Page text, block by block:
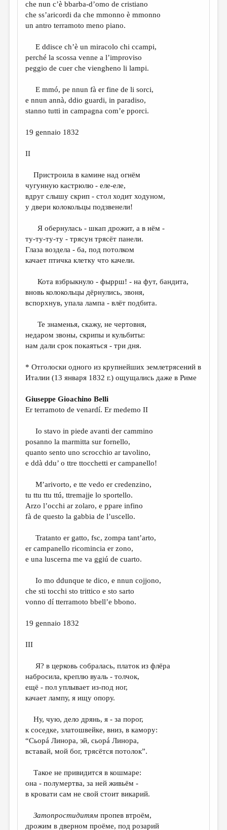
РЕЦЕНЗИРОВАНИЕ
ЦИКЛЫ ПУБЛИКАЦИЙ
ТРЕДИАКОВСКИЙ
МЕДИА
che nun c’è bbarba-d’omo de cristiano
che ss’aricordi da che mmonno è mmonno
un antro terramoto meno piano.
E ddisce ch’è un miracolo chi ccampi,
perché la scossa venne a l’improviso
peggio de cuer che viengheno li lampi.
E mmó, pe nnun fà er fine de li sorci,
e nnun annà, ddio guardi, in paradiso,
stanno tutti in campagna com’e pporci.
19 gennaio 1832
II
Пристроила в камине над огнём
чугунную кастрюлю - еле-еле,
вдруг слышу скрип - стол ходит ходуном,
у двери колокольцы подзвенели!
Я обернулась - шкап дрожит, а в нём -
ту-ту-ту-ту - трясун трясёт панели.
Глаза воздела - ба, под потолком
качает птичка клетку что качели.
Кота взбрыкнуло - фыррш! - на фут, бандита,
вновь колокольцы дёрнулись, звоня,
вспорхнув, упала лампа - влёт подбита.
Те знаменья, скажу, не чертовня,
недаром звоны, скрипы и кульбиты:
нам дали срок покаяться - три дня.
* Отголоски одного из крупнейших землетрясений в
Италии (13 января 1832 г.) ощущались даже в Риме
Giuseppe Gioachino Belli
Er terramoto de venardí. Er medemo II
Io stavo in piede avanti der cammino
posanno la marmitta sur fornello,
quanto sento uno scrocchio ar tavolino,
e ddà ddu’ o ttre ttocchetti er campanello!
M’arivorto, e tte vedo er credenzino,
tu ttu ttu ttú, ttremajje lo sportello.
Arzo l’occhi ar zolaro, e ppare infino
fà de questo la gabbia de l’uscello.
Tratanto er gatto, fsc, zompa tant’arto,
er campanello ricomincia er zono,
e una luscerna me va ggiú de cuarto.
Io mo ddunque te dico, e nnun cojjono,
che sti tocchi sto trittico e sto sarto
vonno dí tterramoto bbell’e bbono.
19 gennaio 1832
III
Я? в церковь собралась, платок из флёра
набросила, креплю вуаль - толчок,
ещё - пол уплывает из-под ног,
качает лампу, я ищу опору.
Ну, чую, дело дрянь, я - за порог,
к соседке, златошвейке, вниз, в камору:
“Сьорá Линора, эй, сьорá Линора,
вставай, мой бог, трясётся потолок”.
Такое не привидится в кошмаре:
она - полумертва, за ней живьём -
в кровати сам не свой стоит викарий.
Затопростидитям пропев втроём,
дрожим в дверном проёме, под розарий